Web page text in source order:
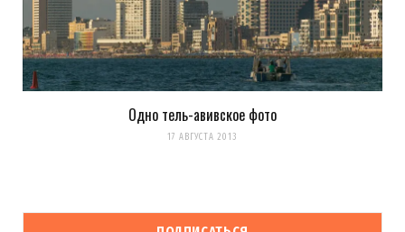
Одно тель-авивское фото
17 АВГУСТА 2013